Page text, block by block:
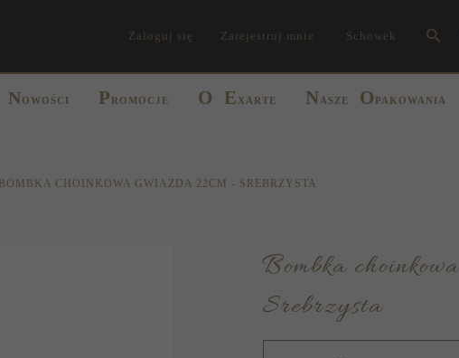
Zaloguj się Zarejestruj mnie Schowek
NOWOŚCI P ROMOCJE O E XARTE NASZE O PAKOWANIA
BOMBKA CHOINKOWA GWIAZDA 22CM - SREBRZYSTA
Bombka choinkowa Gwiazda 22cm -
Srebrzysta